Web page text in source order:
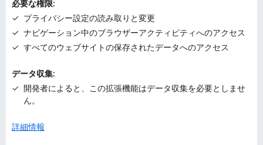
必要な権限:
プライバシー設定の読み取りと変更
ナビゲーション中のブラウザーアクティビティへのアクセス
すべてのウェブサイトの保存されたデータへのアクセス
データ収集:
開発者によると、この拡張機能はデータ収集を必要としませ
ん。
詳細情報